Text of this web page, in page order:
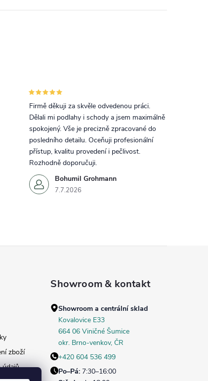
Bohumil Grohmann
7.7.2026
Firmě děkuji za skvěle odvedenou práci.
Dělali mi podlahy i schody a jsem maximálně
spokojený. Vše je precizně zpracované do
posledního detailu. Oceňuji profesionální
přístup, kvalitu provedení i pečlivost.
Rozhodně doporučuji.
zboží
údajů
Showroom & kontakt
Showroom a centrální sklad
Kovalovice E33
664 06 Viničné Šumice
okr. Brno‑venkov, ČR
+420 604 536 499
Po–Pá: 7:30–16:00